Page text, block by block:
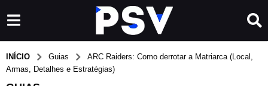
INÍCIO Guias
ARC Raiders: Como derrotar a Matriarca (Local,
Armas, Detalhes e Estratégias)